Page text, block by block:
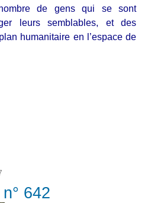
de gens qui se sont
leurs semblables, et des
humanitaire en l’espace de
642